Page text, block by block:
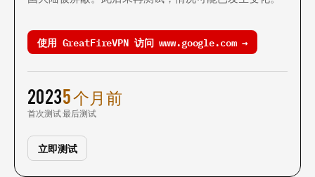
使用 GreatFireVPN 访问 www.google.com →
2023
首次测试
5 个月前
最后测试
立即测试